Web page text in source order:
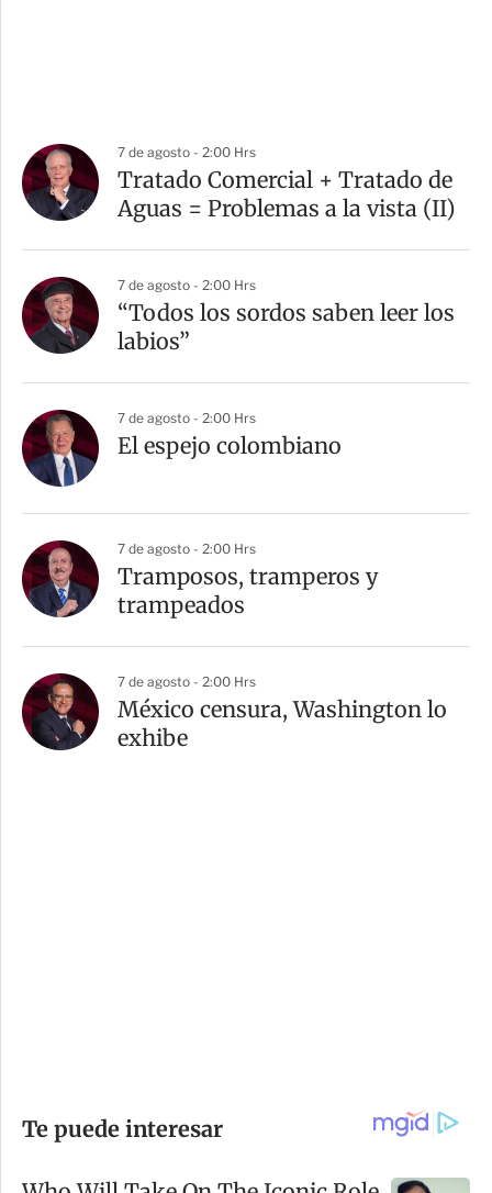
7 de agosto - 2:00 Hrs
Tratado Comercial + Tratado de
Aguas = Problemas a la vista (II)
7 de agosto - 2:00 Hrs
“Todos los sordos saben leer los
labios”
7 de agosto - 2:00 Hrs
El espejo colombiano
7 de agosto - 2:00 Hrs
Tramposos, tramperos y
trampeados
7 de agosto - 2:00 Hrs
México censura, Washington lo
exhibe